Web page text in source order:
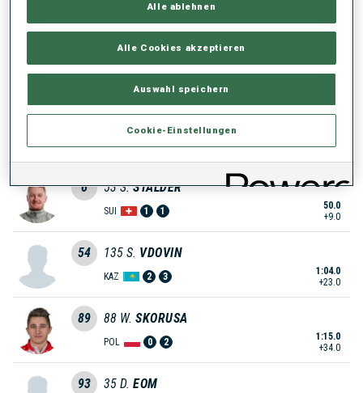
+6.0
48.0
SUI 3 1
6 53 S. STALDER
SUI 1 1
50.0
+9.0
54 135 S. VDOVIN
KAZ 2 3
1:04.0
+23.0
89 88 W. SKORUSA
POL 0 2
1:15.0
+34.0
93 35 D. EOM
Alle ablehnen
Alle Cookies akzeptieren
Auswahl speichern
Cookie-Einstellungen